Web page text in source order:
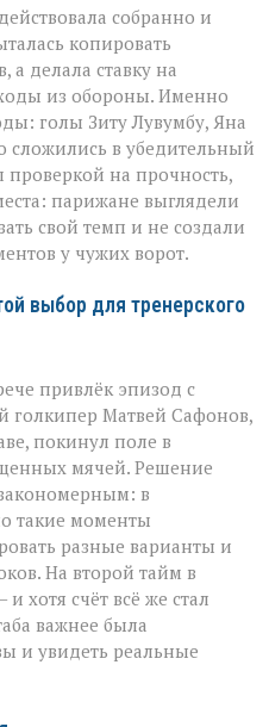
собранно и
копировать
а делала ставку на
из обороны. Именно
голы Зиту Лувумбу, Яна
в убедительный
проверкой на прочность,
парижане выглядели
свой темп и не создали
у чужих ворот.
выбор для тренерского
привлёк эпизод с
голкипер Матвей Сафонов,
покинул поле в
мячей. Решение
в
такие моменты
разные варианты и
На второй тайм в
хотя счёт всё же стал
важнее была
и увидеть реальные